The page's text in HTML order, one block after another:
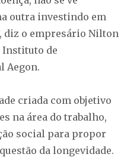
outra investindo em
diz o empresário Nilton
Instituto de
Aegon.
criada com objetivo
na área do trabalho,
social para propor
da longevidade.